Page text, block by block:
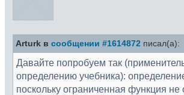
Arturk в сообщении #1614872 писал(а):
Давайте попробуем так
определению учебника):
поскольку ограниченная функция не